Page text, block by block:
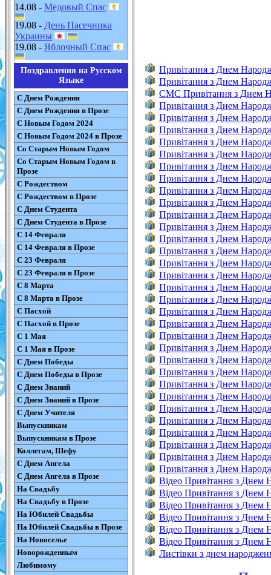
14.08 - Медовый Спас
19.08 - День Пасечника
Украины
19.08 - Яблочный Спас
Поздравления на Русском
Языке
С Днем Рождения
С Днем Рождения в Прозе
С Новым Годом 2024
С Новым Годом 2024 в Прозе
Со Старым Новым Годом
Со Старым Новым Годом в
Прозе
С Рождеством
С Рождеством в Прозе
С Днем Студента
С Днем Студента в Прозе
С 14 Февраля
С 14 Февраля в Прозе
С 23 Февраля
С 23 Февраля в Прозе
С 8 Марта
С 8 Марта в Прозе
С Пасхой
С Пасхой в Прозе
С 1 Мая
С 1 Мая в Прозе
С Днем Победы
С Днем Победы в Прозе
С Днем Знаний
С Днем Знаний в Прозе
С Днем Учителя
Выпускникам
Выпускникам в Прозе
Коллегам, Шефу
С Днем Ангела
С Днем Ангела в Прозе
На Свадьбу
На Свадьбу в Прозе
На Юбилей Свадьбы
На Юбилей Свадьбы в Прозе
На Новоселье
Новорожденным
Любимому
Привітання з Днем
Привітання з Днем
CMC Привітання з Днем
Привітання з Днем
Привітання з Днем
Привітання з Днем
Привітання з Днем
Привітання з Днем
Привітання з Днем
Привітання з Днем
Привітання з Днем
Привітання з Днем
Привітання з Днем
Привітання з Днем
Привітання з Днем
Привітання з Днем
Привітання з Днем
Привітання з Днем
Привітання з Днем
Привітання з Днем
Привітання з Днем
Привітання з Днем
Привітання з Днем
Привітання з Днем
Привітання з Днем
Привітання з Днем
Привітання з Днем
Привітання з Днем
Привітання з Днем
Привітання з Днем
Привітання з Днем
Привітання з Днем
Привітання з Днем
Привітання з Днем
Відео Привітання з Днем
Відео Привітання з Днем
Відео Привітання з Днем
Відео Привітання з Днем
Відео Привітання з Днем
Відео Привітання з Днем
Листівки з днем